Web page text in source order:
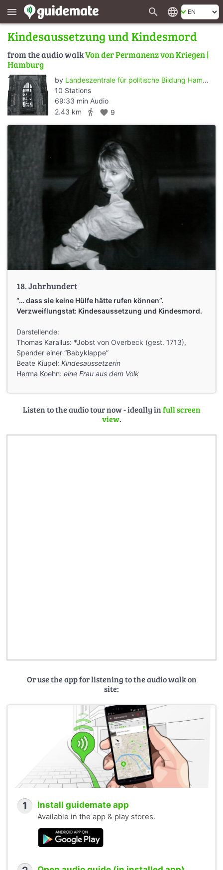
menu search language
Kindesaussetzung und Kindesmord
from the audio walkVon der Permanenz von Kriegen |
Hamburg
by Landeszentrale für politische Bildung Hamburg
10 Stations
69:33 min Audio
2.43 km
directions_walk favorite 9
18. Jahrhundert
“… dass sie keine Hülfe hätte rufen können”.
Verzweiflungstat: Kindesaussetzung und Kindesmord.
Darstellende:
Thomas Karallus: *Jobst von Overbeck (gest. 1713),
Spender einer “Babyklappe”
Beate Kiupel: Kindesaussetzerin
Herma Koehn: eine Frau aus dem Volk
Listen to the audio tour now - ideally infull screen
view.
Or use the app for listening to the audio walk on
site:
1 Install guidemate app
Available in the app & play stores.